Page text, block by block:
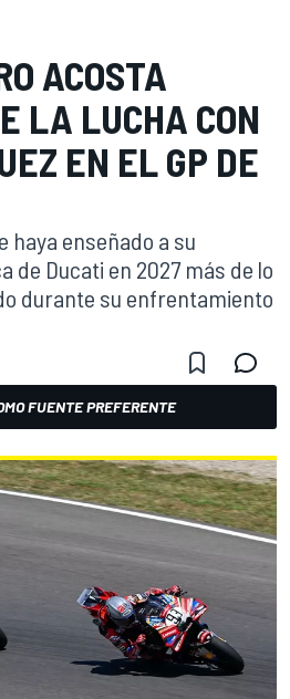
ACOSTA
LA LUCHA CON
EN EL GP DE
haya enseñado a su
de Ducati en 2027 más de lo
durante su enfrentamiento
FUENTE PREFERENTE